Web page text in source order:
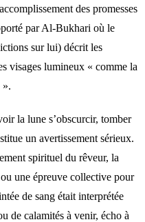
des promesses
par Al-Bukhari où le
sur lui) décrit les
visages lumineux « comme la
».
la lune s’obscurcir, tomber
un avertissement sérieux.
spirituel du rêveur, la
une épreuve collective pour
de sang était interprétée
de calamités à venir, écho à